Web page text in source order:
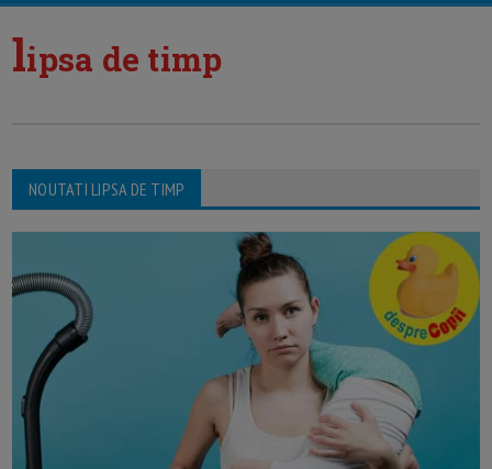
lipsa de timp
NOUTATI LIPSA DE TIMP